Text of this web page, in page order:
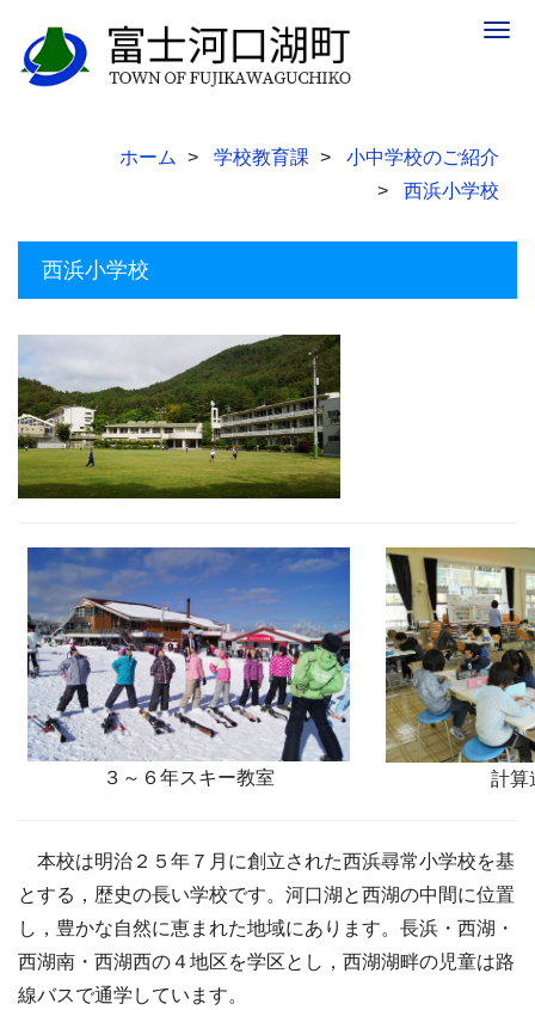
ホーム 学校教育課
小中学校のご紹介
西浜小学校
西浜小学校
３～６年スキー教室 計算
本校は明治２５年７月に創立された西浜尋常小学校を基
とする，歴史の長い学校です。河口湖と西湖の中間に位置
し，豊かな自然に恵まれた地域にあります。長浜・西湖・
西湖南・西湖西の４地区を学区とし，西湖湖畔の児童は路
線バスで通学しています。